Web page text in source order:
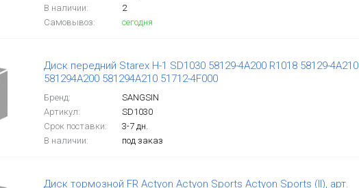
В наличии:
2
Самовывоз:
сегодня
Диск передний Starex H-1 SD1030 58129-4A200 R1018 58129-4A210
581294A200 581294A210 51712-4F000
Бренд:
SANGSIN
Артикул:
SD1030
Срок поставки:
3-7 дн.
В наличии:
под заказ
Диск тормозной FR Actyon Actyon Sports Actyon Sports (II), арт.